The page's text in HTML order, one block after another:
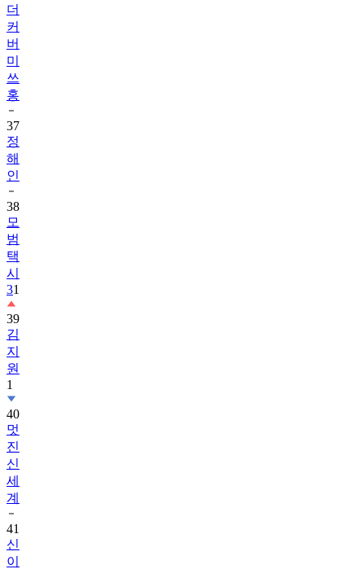
더
커
버
미
쓰
홍
37
정
해
인
38
모
범
택
시
31
39
김
지
원
1
40
멋
진
신
세
계
41
신
이